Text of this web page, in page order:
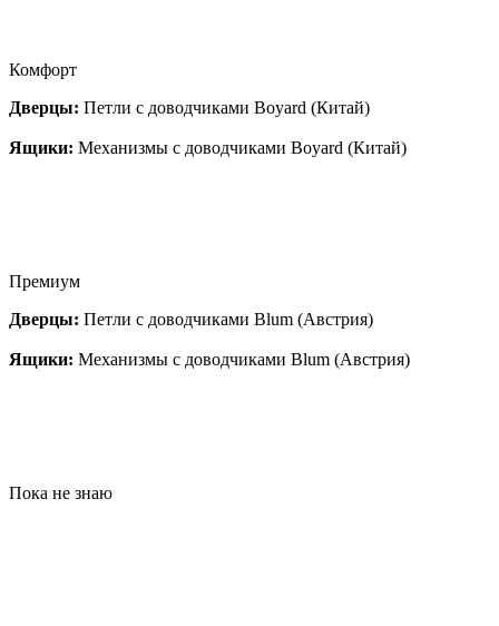
Комфорт
Дверцы: Петли с доводчиками Boyard (Китай)
Ящики: Механизмы с доводчиками Boyard (Китай)
Премиум
Дверцы: Петли с доводчиками Blum (Австрия)
Ящики: Механизмы с доводчиками Blum (Австрия)
Пока не знаю